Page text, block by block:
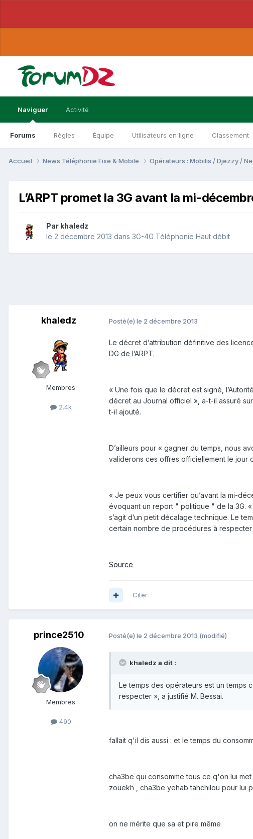
Naviguer
Forums Règles Équipe Utilisateurs en ligne Classement
Activité
Accueil News Téléphonie Fixe & Mobile Opérateurs : Mobilis / Djezzy /
L’ARPT promet la 3G avant la mi-
Par khaledz
le 2 décembre 2013 dans 3G-4G Téléphonie Haut débit
khaledz
Membres
2.4k
Posté(e) le 2 décembre 2013
Le décret d’attribution définitive des
DG de l’ARPT.
« Une fois que le décret est signé,
décret au Journal officiel », a-t-il assuré
t-il ajouté.
D’ailleurs pour « gagner du temps, nous
validerons ces offres officiellement le jour
« Je peux vous certifier qu’avant la mi-
évoquant un report " politique " de la 3G.
s’agit d’un petit décalage technique. Le
certain nombre de procédures à respecter
Source
Citer
prince2510
Membres
490
Posté(e) le 2 décembre 2013 (modifié)
khaledz a dit :
Le temps des opérateurs est un temps
respecter », a justifié M. Bessai.
fallait q'il dis aussi : et le temps du
cha3be qui consomme tous ce q'on lui
zouekh , cha3be yehab tahchilou pour lui
on ne mérite que sa et pire même